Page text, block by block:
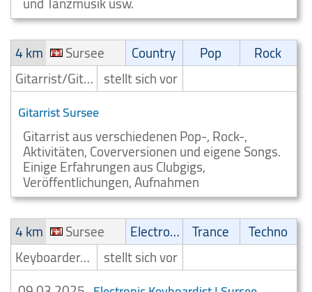
4 km
Sursee Country Pop
Rock
Gitarrist/Gitarrenspieler stellt sich vor
Gitarrist Sursee
Gitarrist aus verschiedenen Pop-, Rock-,
Aktivitäten, Coverversionen und eigene Songs.
Einige Erfahrungen aus Clubgigs,
Veröffentlichungen, Aufnahmen
4 km
Sursee Electronic Trance
Techno
Keyboarder/Keyboardspieler
stellt sich vor